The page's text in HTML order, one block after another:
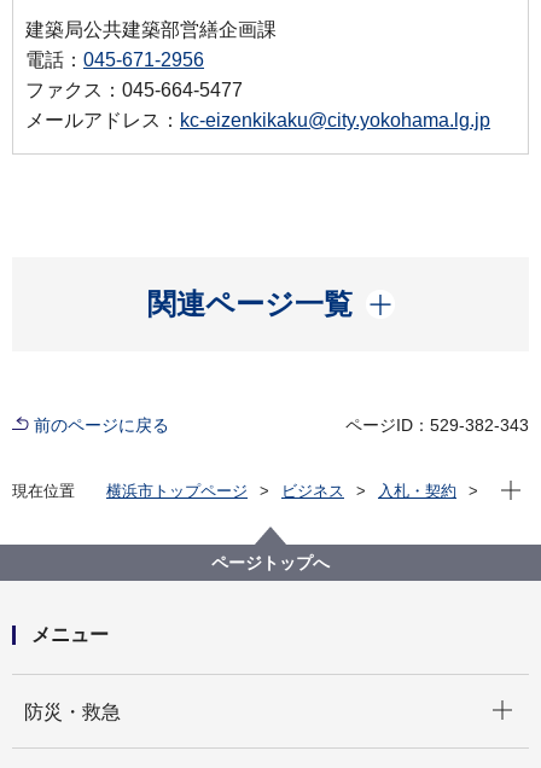
建築局公共建築部営繕企画課
電話： 045-671-2956
ファクス：045-664-5477
メールアドレス： kc-eizenkikaku@city.yokohama.lg.jp
関連ページ一覧
開く
前のページに戻る ページID：529-382-343
現在位置 横浜市トップページ ビジネス
入札・契約
建築局
【公募型指名競争入札】市庁舎第二駐車場車庫解体等
工事に伴う実施設計業務委託
現在
ページトップへ
メニュー
防災・救急